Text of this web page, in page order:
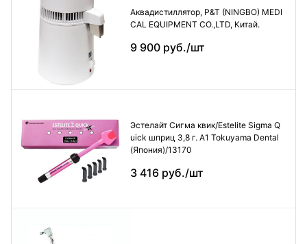
Аквадистиллятор, P&T (NINGBO) MEDI
CAL EQUIPMENT CO.,LTD, Китай.
9 900 руб./шт
Эстелайт Сигма квик/Estelite Sigma Q
uick шприц 3,8 г. А1 Tokuyama Dental
(Япония)/13170
3 416 руб./шт